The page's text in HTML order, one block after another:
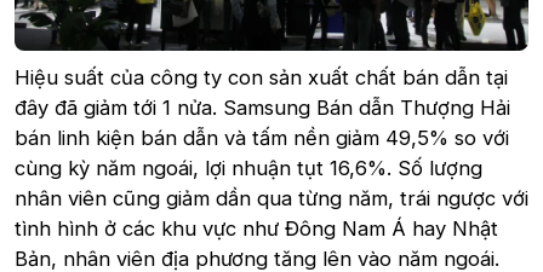
Hiệu suất của công ty con sản xuất chất bán dẫn tại
đây đã giảm tới 1 nửa. Samsung Bán dẫn Thượng Hải
bán linh kiện bán dẫn và tấm nền giảm 49,5% so với
cùng kỳ năm ngoái, lợi nhuận tụt 16,6%. Số lượng
nhân viên cũng giảm dần qua từng năm, trái ngược với
tình hình ở các khu vực như Đông Nam Á hay Nhật
Bản, nhân viên địa phương tăng lên vào năm ngoái.